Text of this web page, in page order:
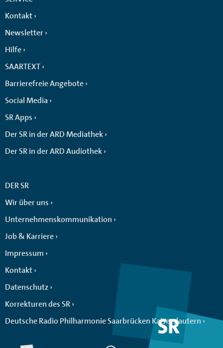
Kontakt
Newsletter
Hilfe
SAARTEXT
Barrierefreie Angebote
Social Media
SR Apps
Der SR in der ARD Mediathek
Der SR in der ARD Audiothek
DER SR
Wir über uns
Unternehmenskommunikation
Job & Karriere
Impressum
Kontakt
Datenschutz
Korrekturen des SR
Deutsche Radio Philharmonie Saarbrücken Kaiserslautern